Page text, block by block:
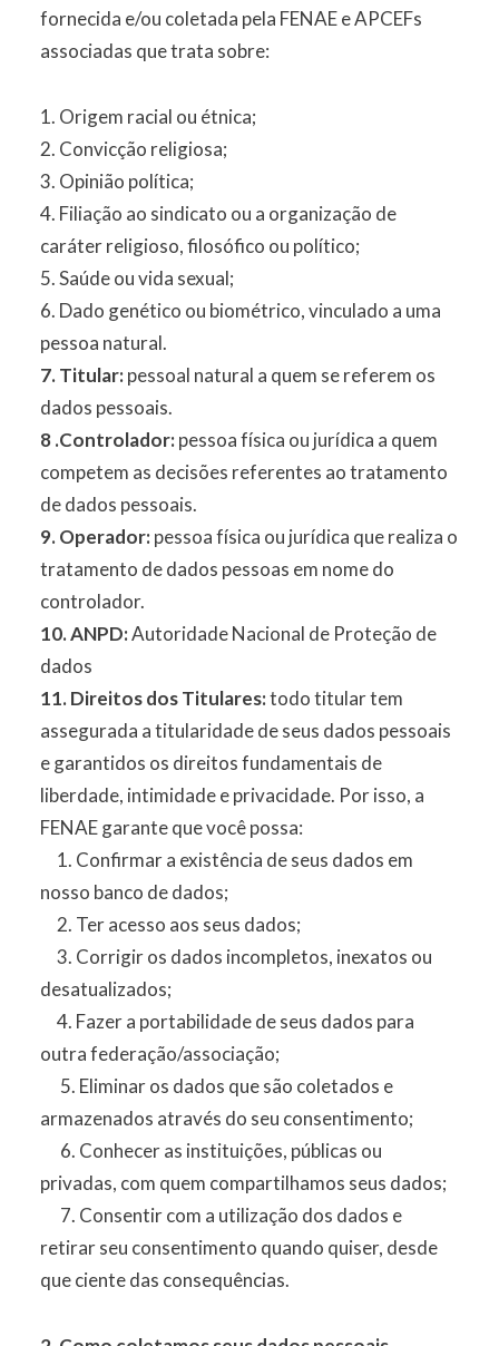
fornecida e/ou coletada pela FENAE e APCEFs
associadas que trata sobre:
1. Origem racial ou étnica;
2. Convicção religiosa;
3. Opinião política;
4. Filiação ao sindicato ou a organização de
caráter religioso, filosófico ou político;
5. Saúde ou vida sexual;
6. Dado genético ou biométrico, vinculado a uma
pessoa natural.
7. Titular:pessoal natural a quem se referem os
dados pessoais.
8 .Controlador:pessoa física ou jurídica a quem
competem as decisões referentes ao tratamento
de dados pessoais.
9. Operador:pessoa física ou jurídica que realiza o
tratamento de dados pessoas em nome do
controlador.
10. ANPD:Autoridade Nacional de Proteção de
dados
11. Direitos dos Titulares:todo titular tem
assegurada a titularidade de seus dados pessoais
e garantidos os direitos fundamentais de
liberdade, intimidade e privacidade. Por isso, a
FENAE garante que você possa:
1. Confirmar a existência de seus dados em
nosso banco de dados;
2. Ter acesso aos seus dados;
3. Corrigir os dados incompletos, inexatos ou
desatualizados;
4. Fazer a portabilidade de seus dados para
outra federação/associação;
5. Eliminar os dados que são coletados e
armazenados através do seu consentimento;
6. Conhecer as instituições, públicas ou
privadas, com quem compartilhamos seus dados;
7. Consentir com a utilização dos dados e
retirar seu consentimento quando quiser, desde
que ciente das consequências.